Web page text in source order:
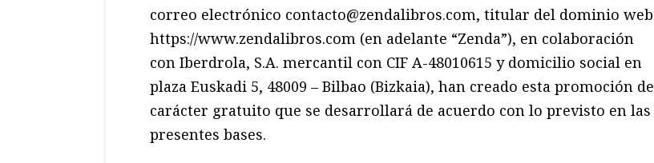
correo electrónico contacto@zendalibros.com, titular del dominio web
https://www.zendalibros.com (en adelante “Zenda”), en colaboración
con Iberdrola, S.A. mercantil con CIF A-48010615 y domicilio social en
plaza Euskadi 5, 48009 – Bilbao (Bizkaia), han creado esta promoción de
carácter gratuito que se desarrollará de acuerdo con lo previsto en las
presentes bases.